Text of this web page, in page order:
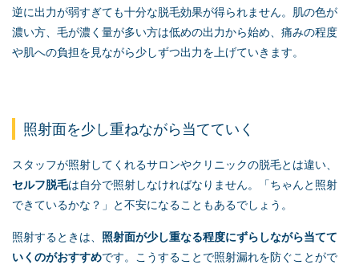
逆に出力が弱すぎても十分な脱毛効果が得られません。肌の色が
濃い方、毛が濃く量が多い方は低めの出力から始め、痛みの程度
や肌への負担を見ながら少しずつ出力を上げていきます。
照射面を少し重ねながら当てていく
スタッフが照射してくれるサロンやクリニックの脱毛とは違い、
セルフ脱毛は自分で照射しなければなりません。「ちゃんと照射
できているかな？」と不安になることもあるでしょう。
照射するときは、 照射面が少し重なる程度にずらしながら当てて
いくのがおすすめです。こうすることで照射漏れを防ぐことがで